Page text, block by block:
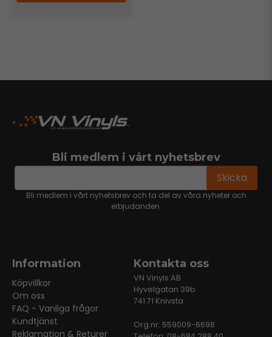
Bli medlem i vårt nyhetsbrev
email Skicka
Bli medlem i vårt nyhetsbrev och ta del av våra nyheter och
erbjudanden.
Information
Köpvillkor
Om oss
FAQ - Vanliga frågor
Kundtjänst
Reklamation & Returer
Kontakta oss
VN Vinyls AB
Hyvelgatan 39b
741 71 Knivsta
Org.nr: 559009-6698